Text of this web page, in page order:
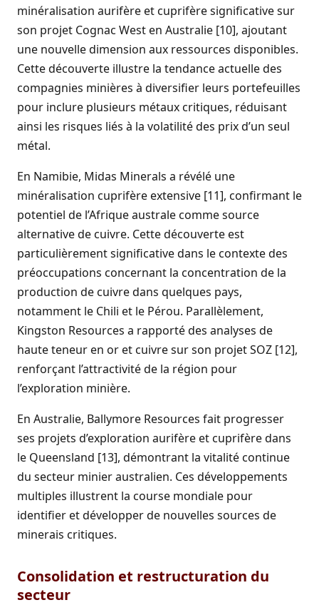
minéralisation aurifère et cuprifère significative sur
son projet Cognac West en Australie [10], ajoutant
une nouvelle dimension aux ressources disponibles.
Cette découverte illustre la tendance actuelle des
compagnies minières à diversifier leurs portefeuilles
pour inclure plusieurs métaux critiques, réduisant
ainsi les risques liés à la volatilité des prix d’un seul
métal.
En Namibie, Midas Minerals a révélé une
minéralisation cuprifère extensive [11], confirmant le
potentiel de l’Afrique australe comme source
alternative de cuivre. Cette découverte est
particulièrement significative dans le contexte des
préoccupations concernant la concentration de la
production de cuivre dans quelques pays,
notamment le Chili et le Pérou. Parallèlement,
Kingston Resources a rapporté des analyses de
haute teneur en or et cuivre sur son projet SOZ [12],
renforçant l’attractivité de la région pour
l’exploration minière.
En Australie, Ballymore Resources fait progresser
ses projets d’exploration aurifère et cuprifère dans
le Queensland [13], démontrant la vitalité continue
du secteur minier australien. Ces développements
multiples illustrent la course mondiale pour
identifier et développer de nouvelles sources de
minerais critiques.
Consolidation et restructuration du
secteur